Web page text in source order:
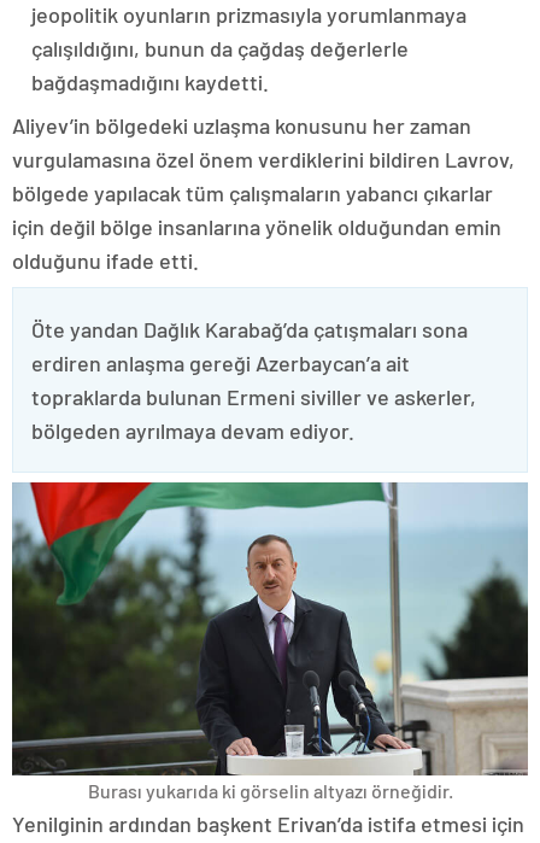
jeopolitik oyunların prizmasıyla yorumlanmaya
çalışıldığını, bunun da çağdaş değerlerle
bağdaşmadığını kaydetti.
Aliyev’in bölgedeki uzlaşma konusunu her zaman
vurgulamasına özel önem verdiklerini bildiren Lavrov,
bölgede yapılacak tüm çalışmaların yabancı çıkarlar
için değil bölge insanlarına yönelik olduğundan emin
olduğunu ifade etti.
Öte yandan Dağlık Karabağ’da çatışmaları sona
erdiren anlaşma gereği Azerbaycan’a ait
topraklarda bulunan Ermeni siviller ve askerler,
bölgeden ayrılmaya devam ediyor.
Burası yukarıda ki görselin altyazı örneğidir.
Yenilginin ardından başkent Erivan’da istifa etmesi için